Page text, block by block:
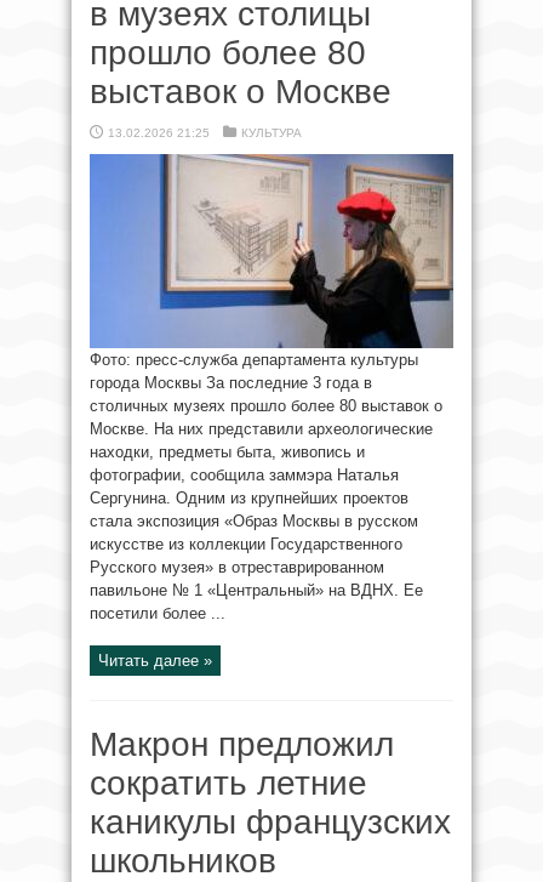
в музеях столицы
прошло более 80
выставок о Москве
13.02.2026 21:25 КУЛЬТУРА
Фото: пресс-служба департамента культуры
города Москвы За последние 3 года в
столичных музеях прошло более 80 выставок о
Москве. На них представили археологические
находки, предметы быта, живопись и
фотографии, сообщила заммэра Наталья
Сергунина. Одним из крупнейших проектов
стала экспозиция «Образ Москвы в русском
искусстве из коллекции Государственного
Русского музея» в отреставрированном
павильоне № 1 «Центральный» на ВДНХ. Ее
посетили более ...
Читать далее »
Макрон предложил
сократить летние
каникулы французских
школьников